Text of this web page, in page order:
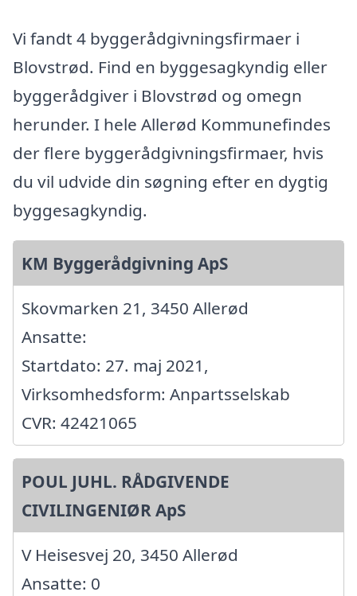
Vi fandt 4 byggerådgivningsfirmaer i
Blovstrød. Find en byggesagkyndig eller
byggerådgiver i Blovstrød og omegn
herunder. I hele Allerød Kommunefindes
der flere byggerådgivningsfirmaer, hvis
du vil udvide din søgning efter en dygtig
byggesagkyndig.
KM Byggerådgivning ApS
Skovmarken 21, 3450 Allerød
Ansatte:
Startdato: 27. maj 2021,
Virksomhedsform: Anpartsselskab
CVR: 42421065
POUL JUHL. RÅDGIVENDE
CIVILINGENIØR ApS
V Heisesvej 20, 3450 Allerød
Ansatte: 0